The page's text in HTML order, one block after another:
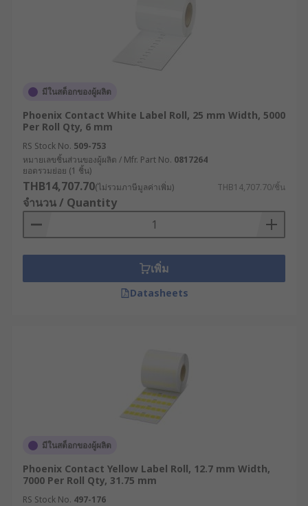
มีในสต็อกของผู้ผลิต
Phoenix Contact White Label Roll, 25 mm Width, 5000
Per Roll Qty, 6 mm
RS Stock No. 509-753
หมายเลขชิ้นส่วนของผู้ผลิต / Mfr. Part No. 0817264
ยอดรวมย่อย (1 ชิ้น)
THB14,707.70(ไม่รวมภาษีมูลค่าเพิ่ม) THB14,707.70/ชิ้น
จำนวน / Quantity
เพิ่ม
Datasheets
มีในสต็อกของผู้ผลิต
Phoenix Contact Yellow Label Roll, 12.7 mm Width,
7000 Per Roll Qty, 31.75 mm
RS Stock No. 497-176